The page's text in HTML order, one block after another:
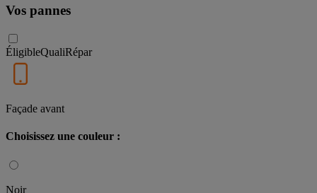
Vos pannes
ÉligibleQualiRépar
Façade avant
Choisissez une couleur :
Noir